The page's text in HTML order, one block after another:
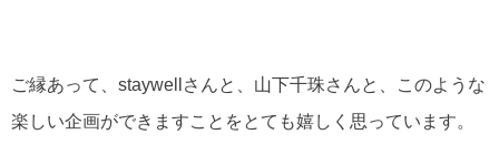
ご縁あって、staywellさんと、山下千珠さんと、このような
楽しい企画ができますことをとても嬉しく思っています。